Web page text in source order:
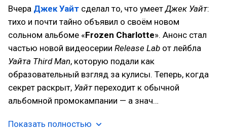
Вчера Джек Уайт сделал то, что умеетДжек Уайт:
тихо и почти тайно объявил о своём новом
сольном альбоме «Frozen Charlotte». Анонс стал
частью новой видеосерии Release Lab от лейбла
Уайта Third Man, которую подали как
образовательный взгляд за кулисы. Теперь, когда
секрет раскрыт, Уайтпереходит к обычной
альбомной промокампании — а знач…
Показать полностью